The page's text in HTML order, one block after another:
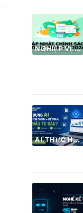
NGHIỆP VỤ KẾ TOÁN & THUẾ
AI THỰC HÀNH